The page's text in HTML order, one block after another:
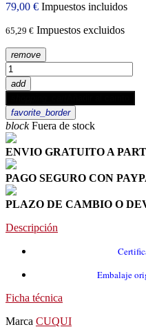
79,00 € Impuestos incluidos
65,29 € Impuestos excluidos
remove
add
favorite_border
blockFuera de stock
ENVIO GRATUITO A
PAGO SEGURO CON
PLAZO DE CAMBIO O
Descripción
Embalaje
Ficha técnica
Marca CUQUI